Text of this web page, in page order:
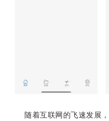
随着互联网的飞速发展，